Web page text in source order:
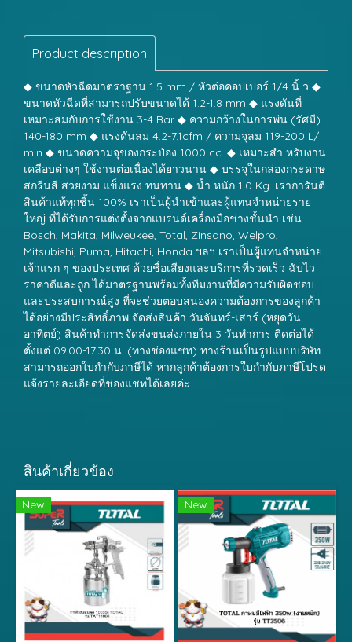
Product description
◆ ขนาดหัวฉีดมาตราฐาน 1.5 mm / หัวต่อคอปเปอร์ 1/4 นิ้ ว ◆
ขนาดหัวฉีดที่สามารถปรับขนาดได้ 1.2-1.8 mm ◆ แรงดันที่
เหมาะสมกับการใช้งาน 3-4 Bar ◆ ความกว้างในการพ่น (รัศมี)
140-180 mm ◆ แรงดันลม 4.2-7.1cfm / ความจุลม 119-200 L/
min ◆ ขนาดความจุของกระป๋อง 1000 cc. ◆ เหมาะสำ หรับงาน
เคลือบต่างๆ ใช้งานต่อเนื่องได้ยาวนาน ◆ บรรจุในกล่องกระดาษ
สกรีนสี สวยงาม แข็งแรง ทนทาน ◆ น้ำ หนัก 1.0 Kg. เราการันตี
สินค้าแท้ทุกชิ้น 100% เราเป็นผู้นำเข้าและผู้แทนจำหน่ายราย
ใหญ่ ที่ได้รับการแต่งตั้งจากแบรนด์เครื่องมือช่างชั้นนำ เช่น
Bosch, Makita, Milweukee, Total, Zinsano, Welpro,
Mitsubishi, Puma, Hitachi, Honda ฯลฯ เราเป็นผู้แทนจำหน่าย
เจ้าแรก ๆ ของประเทศ ด้วยชื่อเสียงและบริการที่รวดเร็ว ฉับไว
ราคาดีและถูก ได้มาตรฐานพร้อมทั้งทีมงานที่มีความรับผิดชอบ
และประสบการณ์สูง ที่จะช่วยตอบสนองความต้องการของลูกค้า
ได้อย่างมีประสิทธิ์ภาพ จัดส่งสินค้า วันจันทร์-เสาร์ (หยุดวัน
อาทิตย์) สินค้าทำการจัดส่งขนส่งภายใน 3 วันทำการ ติดต่อได้
ตั้งแต่ 09.00-17.30 น. (ทางช่องแชท) ทางร้านเป็นรูปแบบบริษัท
สามารถออกใบกำกับภาษีได้ หากลูกค้าต้องการใบกำกับภาษีโปรด
แจ้งรายละเอียดที่ช่องแชทได้เลยค่ะ
สินค้าเกี่ยวข้อง
New New